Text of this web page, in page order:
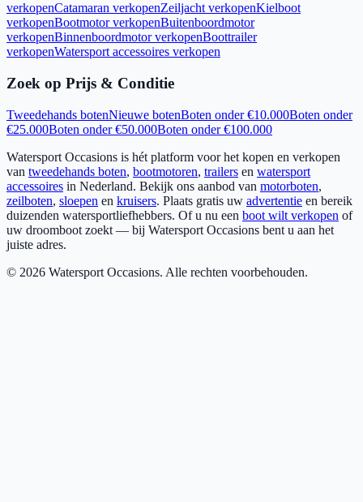
verkopenCatamaran verkopenZeiljacht verkopenKielboot
verkopenBootmotor verkopenBuitenboordmotor
verkopenBinnenboordmotor verkopenBoottrailer
verkopenWatersport accessoires verkopen
Zoek op Prijs & Conditie
Tweedehands botenNieuwe botenBoten onder €10.000Boten onder
€25.000Boten onder €50.000Boten onder €100.000
Watersport Occasions is hét platform voor het kopen en verkopen
van tweedehands boten, bootmotoren, trailers en watersport
accessoires in Nederland. Bekijk ons aanbod van motorboten,
zeilboten, sloepen en kruisers. Plaats gratis uw advertentie en bereik
duizenden watersportliefhebbers. Of u nu een boot wilt verkopen of
uw droomboot zoekt — bij Watersport Occasions bent u aan het
juiste adres.
© 2026 Watersport Occasions. Alle rechten voorbehouden.